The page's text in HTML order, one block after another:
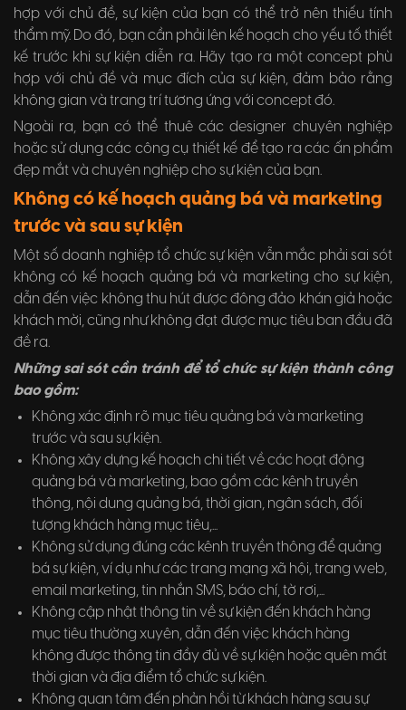
hợp với chủ đề, sự kiện của bạn có thể trở nên thiếu tính
thẩm mỹ. Do đó, bạn cần phải lên kế hoạch cho yếu tố thiết
kế trước khi sự kiện diễn ra. Hãy tạo ra một concept phù
hợp với chủ đề và mục đích của sự kiện, đảm bảo rằng
không gian và trang trí tương ứng với concept đó.
Ngoài ra, bạn có thể thuê các designer chuyên nghiệp
hoặc sử dụng các công cụ thiết kế để tạo ra các ấn phẩm
đẹp mắt và chuyên nghiệp cho sự kiện của bạn.
Không có kế hoạch quảng bá và marketing
trước và sau sự kiện
Một số doanh nghiệp tổ chức sự kiện vẫn mắc phải sai sót
không có kế hoạch quảng bá và marketing cho sự kiện,
dẫn đến việc không thu hút được đông đảo khán giả hoặc
khách mời, cũng như không đạt được mục tiêu ban đầu đã
đề ra.
Những sai sót cần tránh để tổ chức sự kiện thành công
bao gồm:
Không xác định rõ mục tiêu quảng bá và marketing
trước và sau sự kiện.
Không xây dựng kế hoạch chi tiết về các hoạt động
quảng bá và marketing, bao gồm các kênh truyền
thông, nội dung quảng bá, thời gian, ngân sách, đối
tượng khách hàng mục tiêu,...
Không sử dụng đúng các kênh truyền thông để quảng
bá sự kiện, ví dụ như các trang mạng xã hội, trang web,
email marketing, tin nhắn SMS, báo chí, tờ rơi,...
Không cập nhật thông tin về sự kiện đến khách hàng
mục tiêu thường xuyên, dẫn đến việc khách hàng
không được thông tin đầy đủ về sự kiện hoặc quên mất
thời gian và địa điểm tổ chức sự kiện.
Không quan tâm đến phản hồi từ khách hàng sau sự